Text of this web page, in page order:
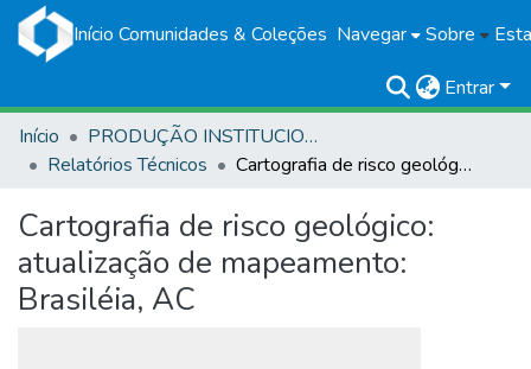
Início Comunidades & Coleções Navegar Sobre
Entrar
Início
PRODUÇÃO INSTITUCIONAL
Relatórios Técnicos
Cartografia de risco geológico: atualização de mapeamento: Brasiléia, AC
Cartografia de risco geológico:
atualização de mapeamento:
Brasiléia, AC